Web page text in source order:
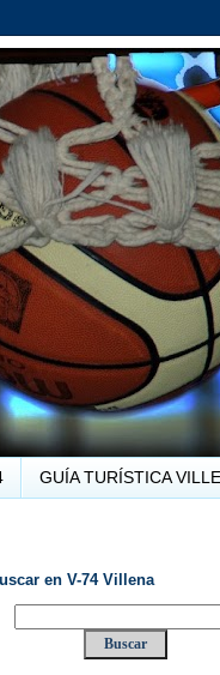
GUÍA TURÍSTICA
"UVE" ...
en V-74 Villena